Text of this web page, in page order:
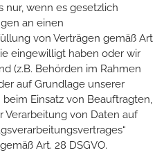
nur, wenn es gesetzlich
an einen
von Verträgen gemäß Art
eingewilligt haben oder wir
(z.B. Behörden im Rahmen
auf Grundlage unserer
Einsatz von Beauftragten,
Verarbeitung von Daten auf
Art. 28 DSGVO.